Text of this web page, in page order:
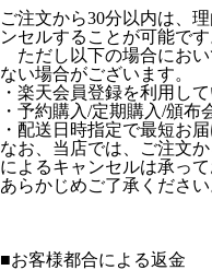
ご注文から30分以内は、
ンセルすることが可能です
ただし以下の場合におい
ない場合がございます。
・楽天会員登録を利用し
・予約購入/定期購入/頒布
・配送日時指定で最短お
なお、当店では、ご注文
によるキャンセルは承って
あらかじめご了承ください
■お客様都合による返金